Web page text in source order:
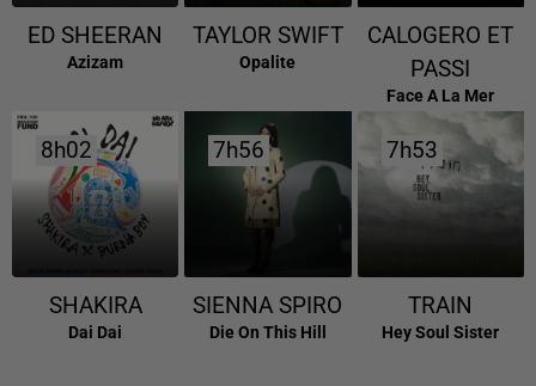
ED SHEERAN
Azizam
TAYLOR SWIFT
Opalite
CALOGERO ET
PASSI
Face A La Mer
8h02
8h02
SHAKIRA
Dai Dai
7h56
7h56
SIENNA SPIRO
Die On This Hill
7h53
7h53
TRAIN
Hey Soul Sister